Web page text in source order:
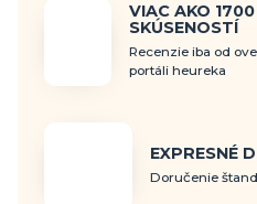
VIAC AKO
SKÚSENOSTÍ
Recenzie iba od
portáli heureka
EXPRESNÉ
Doručenie